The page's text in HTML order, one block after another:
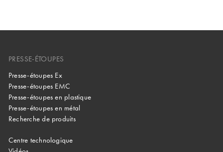
PRESSE-ÉTOUPES
Presse-étoupes Ex
Presse-étoupes EMC
Presse-étoupes en plastique
Presse-étoupes en métal
Recherche de produits
Centre technologique